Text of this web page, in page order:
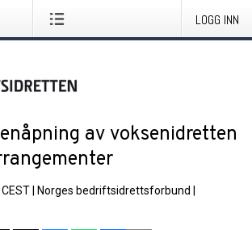
LOGG INN
av voksenidretten
Norges bedriftsidrettsforbund